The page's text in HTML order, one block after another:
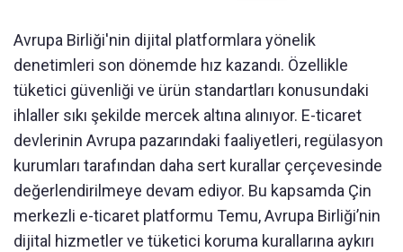
Avrupa Birliği'nin dijital platformlara yönelik
denetimleri son dönemde hız kazandı. Özellikle
tüketici güvenliği ve ürün standartları konusundaki
ihlaller sıkı şekilde mercek altına alınıyor. E-ticaret
devlerinin Avrupa pazarındaki faaliyetleri, regülasyon
kurumları tarafından daha sert kurallar çerçevesinde
değerlendirilmeye devam ediyor. Bu kapsamda Çin
merkezli e-ticaret platformu Temu, Avrupa Birliği’nin
dijital hizmetler ve tüketici koruma kurallarına aykırı